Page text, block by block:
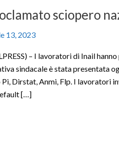
sciopero
13, 2023
– I lavoratori di Inail
sindacale è stata presentata
Pi, Dirstat, Anmi, Flp. I lavoratori
[…]